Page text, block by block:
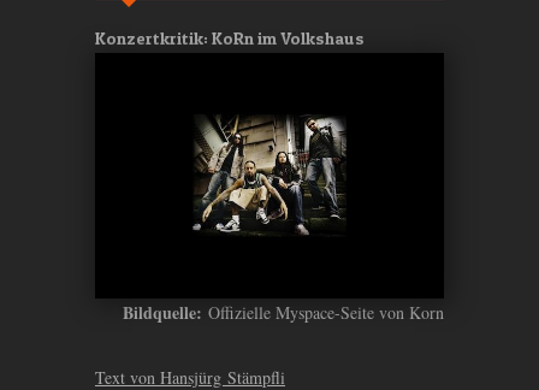
Konzertkritik: KoRn im Volkshaus
Bildquelle: Offizielle Myspace-Seite von Korn
Text von Hansjürg Stämpfli